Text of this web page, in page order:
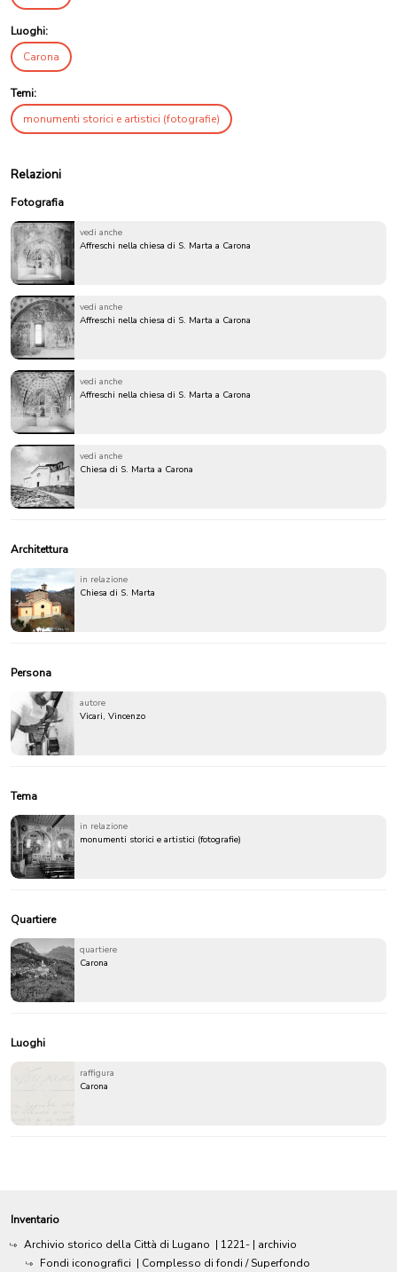
Luoghi:
Carona
Temi:
monumenti storici e artistici (fotografie)
Relazioni
Fotografia
vedi anche
Affreschi nella chiesa di S. Marta a Carona
vedi anche
Affreschi nella chiesa di S. Marta a Carona
vedi anche
Affreschi nella chiesa di S. Marta a Carona
vedi anche
Chiesa di S. Marta a Carona
Architettura
in relazione
Chiesa di S. Marta
Persona
autore
Vicari, Vincenzo
Tema
in relazione
monumenti storici e artistici (fotografie)
Quartiere
quartiere
Carona
Luoghi
raffigura
Carona
Inventario
Archivio storico della Città di Lugano | 1221- | archivio
Fondi iconografici | Complesso di fondi / Superfondo